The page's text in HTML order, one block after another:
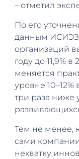
– отметил
По его
данным
организаций
году до 11,9% в
меняется
уровне
три раза ниже
Тем не менее,
сами
нехватку